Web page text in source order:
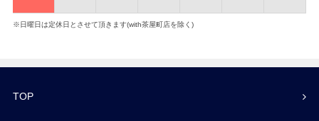
※日曜日は定休日とさせて頂きます(with茶屋町店を除く)
TOP